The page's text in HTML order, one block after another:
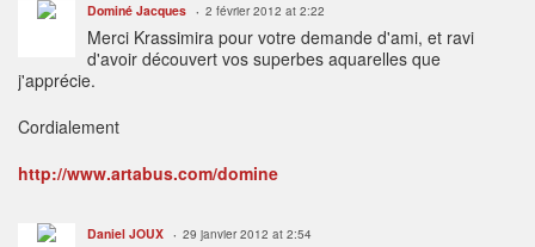
Dominé Jacques 2 février 2012 at 2:22
Merci Krassimira pour votre demande d'ami, et ravi
d'avoir découvert vos superbes aquarelles que
j'apprécie.
Cordialement
http://www.artabus.com/domine
Daniel JOUX 29 janvier 2012 at 2:54